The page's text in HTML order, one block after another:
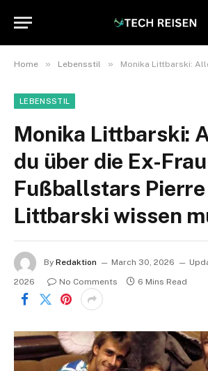
Home » Lebensstil » Monika Littbarski: Alles, was du über die Ex-
LEBENSSTIL
Monika Littbarski:
du über die Ex-
Fußballstars Pierre
Littbarski wissen
By Redaktion March 30, 2026
2026
No Comments 6 Mins Read